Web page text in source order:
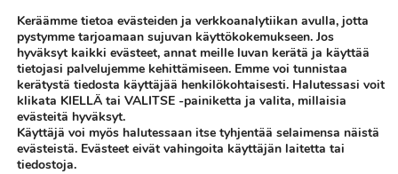
Siirry
navigointiin
Siirry
sisältöön
Valikko
Keräämme tietoa evästeiden ja verkkoanalytiikan avulla, jotta
pystymme tarjoamaan sujuvan käyttökokemukseen. Jos
hyväksyt kaikki evästeet, annat meille luvan kerätä ja käyttää
tietojasi palvelujemme kehittämiseen. Emme voi tunnistaa
kerätystä tiedosta käyttäjää henkilökohtaisesti. Halutessasi voit
klikata KIELLÄ tai VALITSE -painiketta ja valita, millaisia
evästeitä hyväksyt.
Käyttäjä voi myös halutessaan itse tyhjentää selaimensa näistä
evästeistä. Evästeet eivät vahingoita käyttäjän laitetta tai
tiedostoja.